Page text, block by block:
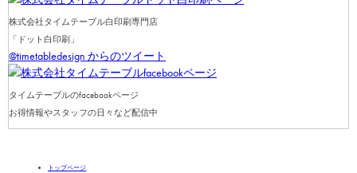
株式会社タイムテーブル白印刷専門店
「ドット白印刷」
@timetabledesign からのツイート
タイムテーブルのfacebookページ
お得情報やスタッフの日々など配信中
トップページ